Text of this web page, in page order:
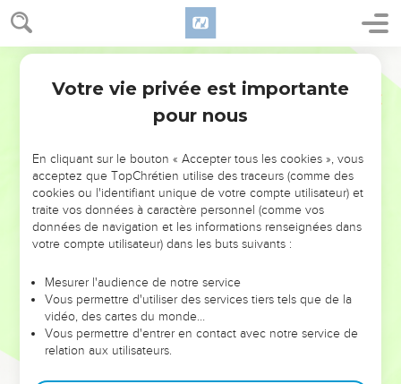
NE MANQUEZ PAS L’ÉVÉNEMENT
DE L’ANNÉE !
ET SI LEURS ERREURS POUVAIENT VOUS ÉVITER LES
VOTRES ?
leur foi ou leur vision. Mais on voit moins les doutes, les erreurs
et les saisons difficiles qu'ils ont traversés, alors même que ce
sont elles qui les ont façonnés.
Dans cette conférence, leaders, entrepreneurs, et responsables
Votre vie privée est importante
pour nous
En cliquant sur le bouton « Accepter tous les cookies », vous
acceptez que TopChrétien utilise des traceurs (comme des
cookies ou l'identifiant unique de votre compte utilisateur) et
traite vos données à caractère personnel (comme vos
données de navigation et les informations renseignées dans
votre compte utilisateur) dans les buts suivants :
Mesurer l'audience de notre service
Vous permettre d'utiliser des services tiers tels que de la
vidéo, des cartes du monde…
Vous permettre d'entrer en contact avec notre service de
relation aux utilisateurs.